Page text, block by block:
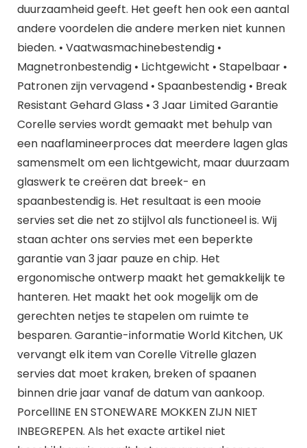
duurzaamheid geeft. Het geeft hen ook een aantal
andere voordelen die andere merken niet kunnen
bieden. • Vaatwasmachinebestendig •
Magnetronbestendig • Lichtgewicht • Stapelbaar •
Patronen zijn vervagend • Spaanbestendig • Break
Resistant Gehard Glass • 3 Jaar Limited Garantie
Corelle servies wordt gemaakt met behulp van
een naaflamineerproces dat meerdere lagen glas
samensmelt om een lichtgewicht, maar duurzaam
glaswerk te creëren dat breek- en
spaanbestendig is. Het resultaat is een mooie
servies set die net zo stijlvol als functioneel is. Wij
staan achter ons servies met een beperkte
garantie van 3 jaar pauze en chip. Het
ergonomische ontwerp maakt het gemakkelijk te
hanteren. Het maakt het ook mogelijk om de
gerechten netjes te stapelen om ruimte te
besparen. Garantie-informatie World Kitchen, UK
vervangt elk item van Corelle Vitrelle glazen
servies dat moet kraken, breken of spaanen
binnen drie jaar vanaf de datum van aankoop.
PorcellINE EN STONEWARE MOKKEN ZIJN NIET
INBEGREPEN. Als het exacte artikel niet